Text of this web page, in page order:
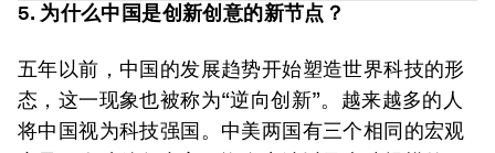
5. 为什么中国是创新创意的新节点？
五年以前，中国的发展趋势开始塑造世界科技的形
态，这一现象也被称为“逆向创新”。越来越多的人
将中国视为科技强国。中美两国有三个相同的宏观